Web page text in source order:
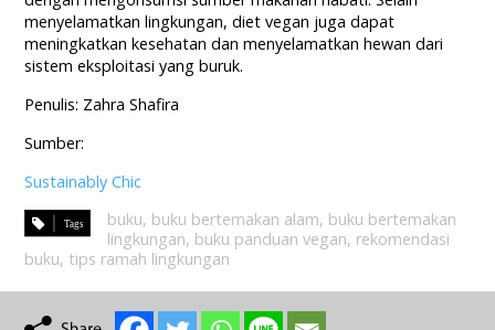
menyelamatkan lingkungan, diet vegan juga dapat
meningkatkan kesehatan dan menyelamatkan hewan dari
sistem eksploitasi yang buruk.
Penulis: Zahra Shafira
Sumber:
Sustainably Chic
buku, buku bertemakan alam, buku bertemakan
lingkungan, buku panduan vegan, rekomendasi
buku, tips ramah lingkungan